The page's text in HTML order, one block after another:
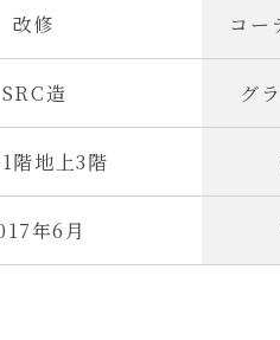
改修 コー
SRC造 グ
階地上3階
年6月